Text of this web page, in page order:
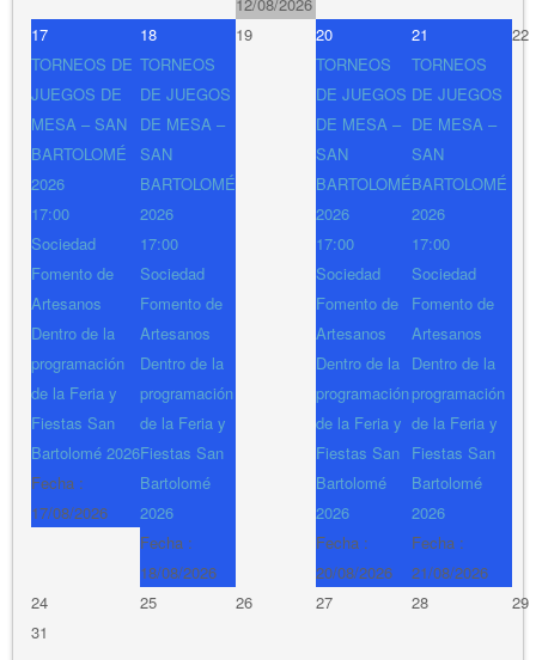
17
TORNEOS DE
JUEGOS DE
MESA – SAN
BARTOLOMÉ
2026
17:00
Sociedad
Fomento de
Artesanos
Dentro de la
programación
de la Feria y
Fiestas San
Bartolomé 2026
Fecha :
17/08/2026
18
TORNEOS
DE JUEGOS
DE MESA –
SAN
BARTOLOMÉ
2026
17:00
Sociedad
Fomento de
Artesanos
Dentro de la
programación
de la Feria y
Fiestas San
Bartolomé
2026
Fecha :
18/08/2026
19
20
TORNEOS
DE JUEGOS
DE MESA –
SAN
BARTOLOMÉ
2026
17:00
Sociedad
Fomento de
Artesanos
Dentro de la
programación
de la Feria y
Fiestas San
Bartolomé
2026
Fecha :
20/08/2026
21
TORNEOS
DE JUEGOS
DE MESA –
SAN
BARTOLOMÉ
2026
17:00
Sociedad
Fomento de
Artesanos
Dentro de la
programación
de la Feria y
Fiestas San
Bartolomé
2026
Fecha :
21/08/2026
22
24 25 26 27 28
29
31